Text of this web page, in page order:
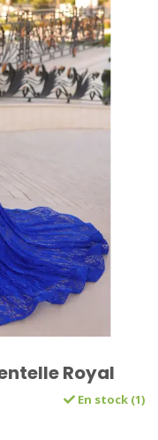
Royal
En stock (1)